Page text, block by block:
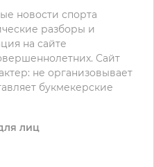
лиц
новости спорта
разборы и
на сайте
Сайт
не организовывает
букмекерские